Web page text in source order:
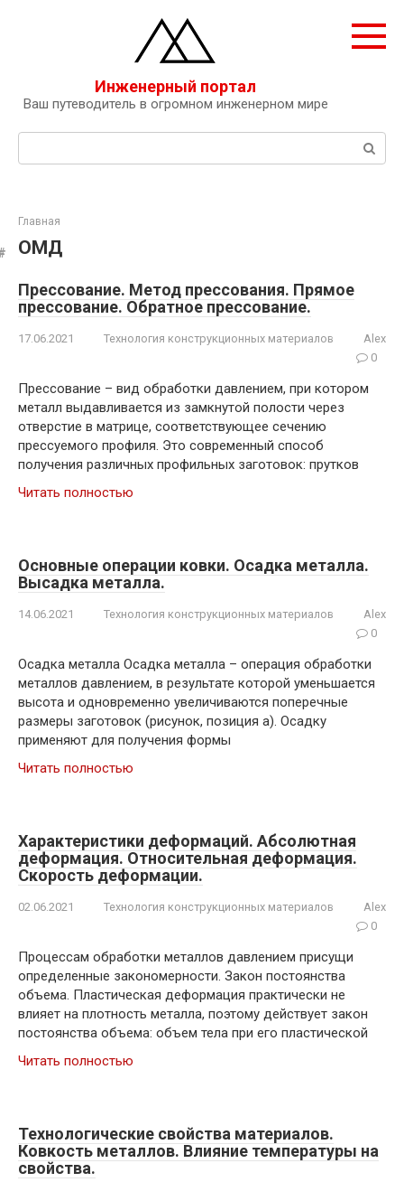
Инженерный портал
Ваш путеводитель в огромном инженерном мире
Поиск:
Главная
ОМД
Прессование. Метод прессования. Прямое
прессование. Обратное прессование.
17.06.2021 Технология конструкционных материалов
Alex
0
Прессование – вид обработки давлением, при котором
металл выдавливается из замкнутой полости через
отверстие в матрице, соответствующее сечению
прессуемого профиля. Это современный способ
получения различных профильных заготовок: прутков
Читать полностью
Основные операции ковки. Осадка металла.
Высадка металла.
14.06.2021 Технология конструкционных материалов
Alex
0
Осадка металла Осадка металла – операция обработки
металлов давлением, в результате которой уменьшается
высота и одновременно увеличиваются поперечные
размеры заготовок (рисунок, позиция а). Осадку
применяют для получения формы
Читать полностью
Характеристики деформаций. Абсолютная
деформация. Относительная деформация.
Скорость деформации.
02.06.2021 Технология конструкционных материалов
Alex
0
Процессам обработки металлов давлением присущи
определенные закономерности. Закон постоянства
объема. Пластическая деформация практически не
влияет на плотность металла, поэтому действует закон
постоянства объема: объем тела при его пластической
Читать полностью
Технологические свойства материалов.
Ковкость металлов. Влияние температуры на
свойства.